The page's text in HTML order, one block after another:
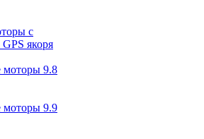
с
якоря
9.8
9.9